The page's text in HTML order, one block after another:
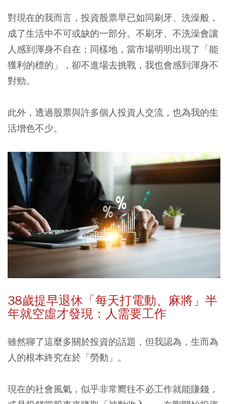
對現在的我而言，投資股票早已如同刷牙、洗澡般，
成了生活中不可或缺的一部分。不刷牙、不洗澡會讓
人感到渾身不自在；同樣地，當市場明明出現了「能
獲利的標的」，卻不進場去挑戰，我也會感到渾身不
對勁。
此外，透過股票與許多個人投資人交流，也為我的生
活增色不少。
38歲提早退休「每天打電動、麻將」半
年就空虛才發現：人需要工作
雖然聊了這麼多關於投資的話題，但我認為，生而為
人的根本終究在於「勞動」。
現在的社會風氣，似乎非常嚮往不必工作就能賺錢，